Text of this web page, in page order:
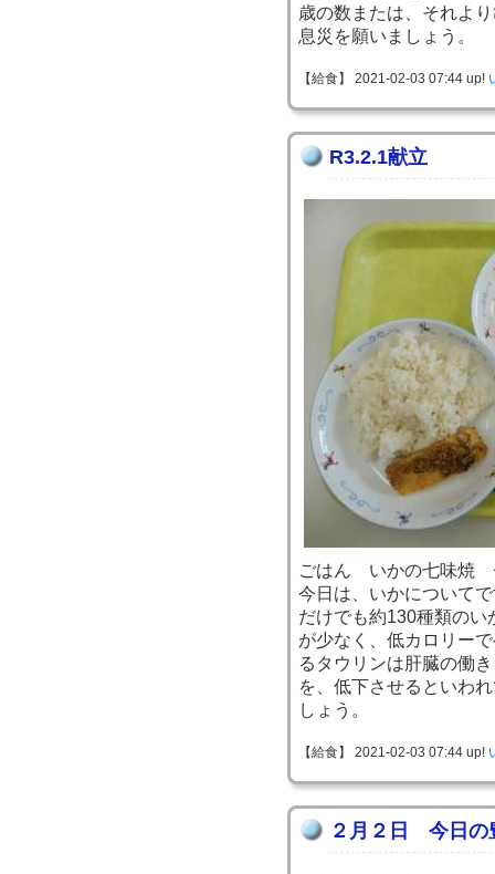
歳の数または、それよ
息災を願いましょう。
【給食】 2021-02-03 07:44 up!
R3.2.1献立
ごはん いかの七味焼
今日は、いかについて
だけでも約130種類の
が少なく、低カロリー
るタウリンは肝臓の働
を、低下させるといわ
しょう。
【給食】 2021-02-03 07:44 up!
２月２日 今日の